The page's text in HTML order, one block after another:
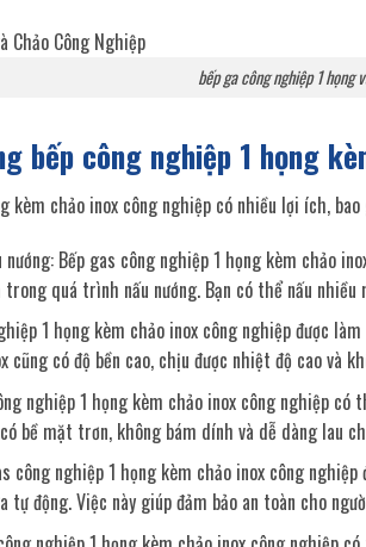
bếp ga công nghiệp 1 họng
bếp công nghiệp 1 họng
kèm chảo inox công nghiệp có nhiều lợi ích, bao
Bếp gas công nghiệp 1 họng kèm chảo
quá trình nấu nướng. Bạn có thể nấu
1 họng kèm chảo inox công nghiệp được
cũng có độ bền cao, chịu được nhiệt độ cao và
nghiệp 1 họng kèm chảo inox công nghiệp
bề mặt trơn, không bám dính và dễ dàng lau
công nghiệp 1 họng kèm chảo inox công
tự động. Việc này giúp đảm bảo an toàn cho